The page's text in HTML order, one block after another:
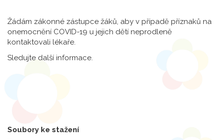
Žádám zákonné zástupce žáků, aby v případě příznaků na
onemocnění COVID-19 u jejich dětí neprodleně
kontaktovali lékaře.
Sledujte další informace.
Soubory ke stažení